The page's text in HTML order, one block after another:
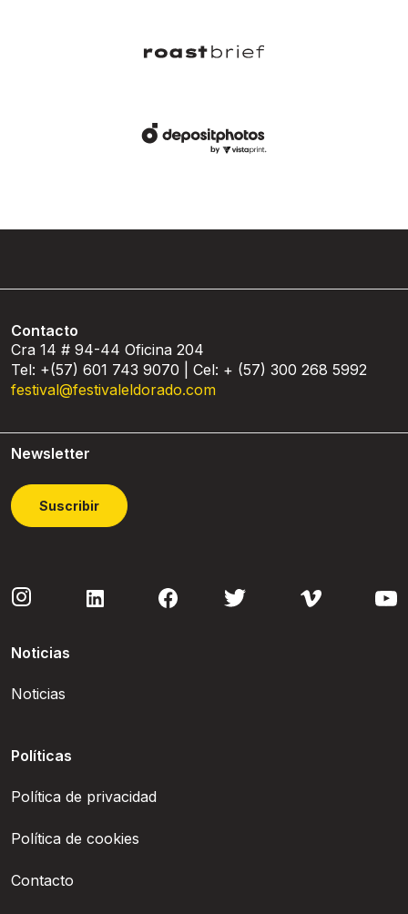
Contacto
Cra 14 # 94-44 Oficina 204
Tel: +(57) 601 743 9070 | Cel: + (57) 300 268 5992
festival@festivaleldorado.com
Newsletter
Suscribir
Noticias
Noticias
Políticas
Política de privacidad
Política de cookies
Contacto